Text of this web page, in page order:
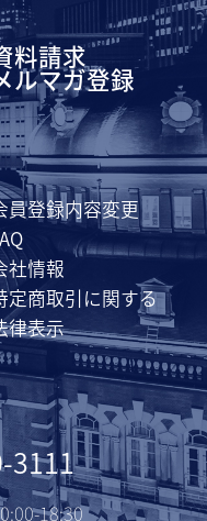
料請求
ルマガ登録
員登録内容変更
社情報
定商取引に関する
律表示
3111
18:30